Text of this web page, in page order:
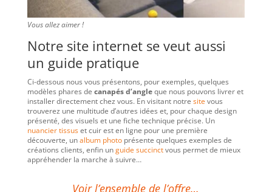
Vous allez aimer !
Notre site internet se veut aussi
un guide pratique
Ci-dessous nous vous présentons, pour exemples, quelques
modèles phares de canapés d’angleque nous pouvons livrer et
installer directement chez vous. En visitant notre site vous
trouverez une multitude d’autres idées et, pour chaque design
présenté, des visuels et une fiche technique précise. Un
nuancier tissuset cuir est en ligne pour une première
découverte, unalbum photoprésente quelques exemples de
créations clients, enfin unguide succinctvous permet de mieux
appréhender la marche à suivre…
Voir l’ensemble de l’offre…